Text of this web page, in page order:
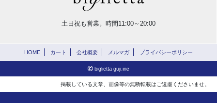
土日祝も営業。時間11:00～20:00
HOME カート 会社概要 メルマガ プライバシーポリシー
biglietta guji.inc
掲載している文章、画像等の無断転載はご遠慮くださいませ。